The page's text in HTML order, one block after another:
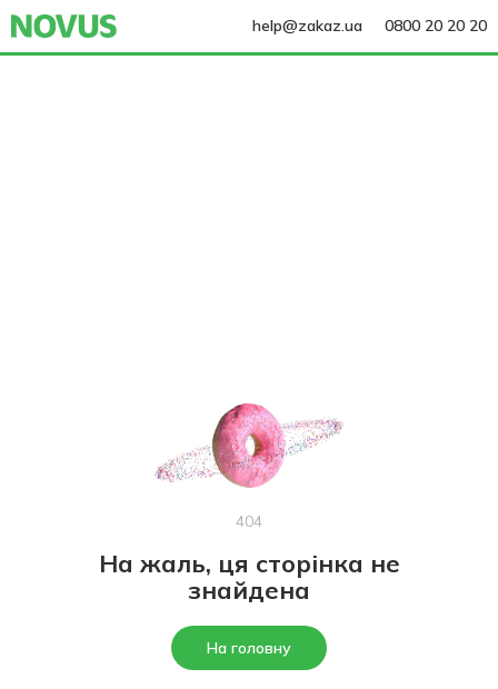
help@zakaz.ua 0800 20 20 20
404
На жаль, ця сторінка не
знайдена
На головну